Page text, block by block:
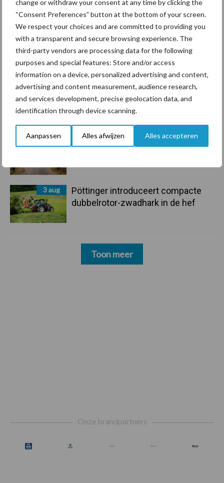
change or withdraw your consent at any time by clicking the
“Consent Preferences” button at the bottom of your screen.
We respect your choices and are committed to providing you
with a transparent and secure browsing experience. The
third-party vendors are processing data for the following
purposes and special features: Store and/or access
information on a device, personalized advertising and content,
advertising and content measurement, audience research,
and services development, precise geolocation data, and
identification through device scanning.
Aanpassen Alles afwijzen Alles accepteren
marktaandeel groeien in krimpende
Nederlandse markt
6 aug
Tien praktische tips voor een
langere levensduur
5 aug
“Vraag naar praktische
hygieneoplossingen is in Polen
groter dan ooit”
3 aug
Pöttinger introduceert compacte
dubbelrotor-zwadhark in de hef
Toon meer
Onze brandpartners